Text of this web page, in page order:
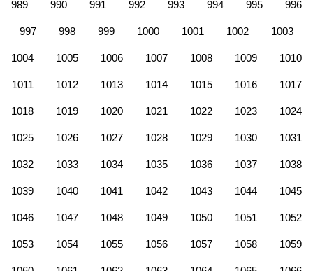
989 990 991 992 993 994 995 996
997 998 999 1000 1001 1002 1003
1004 1005 1006 1007 1008 1009 1010
1011 1012 1013 1014 1015 1016 1017
1018 1019 1020 1021 1022 1023 1024
1025 1026 1027 1028 1029 1030 1031
1032 1033 1034 1035 1036 1037 1038
1039 1040 1041 1042 1043 1044 1045
1046 1047 1048 1049 1050 1051 1052
1053 1054 1055 1056 1057 1058 1059